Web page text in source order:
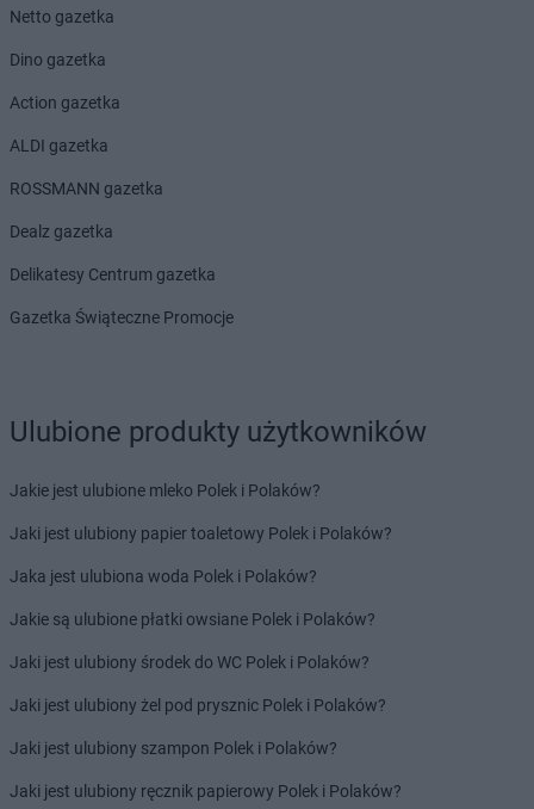
Netto gazetka
Dino gazetka
Action gazetka
ALDI gazetka
ROSSMANN gazetka
Dealz gazetka
Delikatesy Centrum gazetka
Gazetka Świąteczne Promocje
Ulubione produkty użytkowników
Jakie jest ulubione mleko Polek i Polaków?
Jaki jest ulubiony papier toaletowy Polek i Polaków?
Jaka jest ulubiona woda Polek i Polaków?
Jakie są ulubione płatki owsiane Polek i Polaków?
Jaki jest ulubiony środek do WC Polek i Polaków?
Jaki jest ulubiony żel pod prysznic Polek i Polaków?
Jaki jest ulubiony szampon Polek i Polaków?
Jaki jest ulubiony ręcznik papierowy Polek i Polaków?